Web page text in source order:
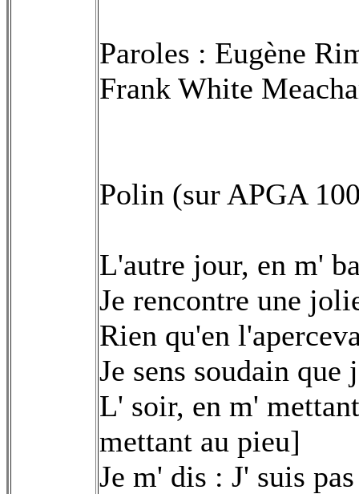
Paroles : Eugène
Frank White
Polin (sur APGA
L'autre jour, en m'
Je rencontre une
Rien qu'en
Je sens soudain que
L' soir, en m'
mettant au pieu]
Je m' dis : J' suis